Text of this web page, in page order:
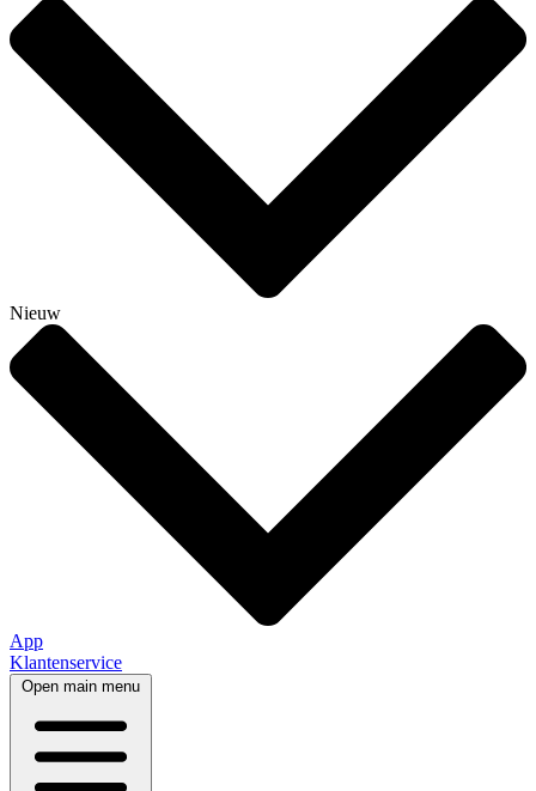
Nieuw
App
Klantenservice
Open main menu